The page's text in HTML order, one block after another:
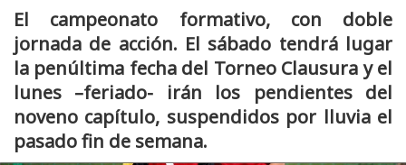
El campeonato formativo, con doble
jornada de acción. El sábado tendrá lugar
la penúltima fecha del Torneo Clausura y el
lunes –feriado- irán los pendientes del
noveno capítulo, suspendidos por lluvia el
pasado fin de semana.